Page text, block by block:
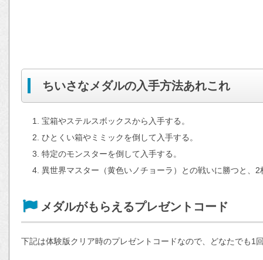
ちいさなメダルの入手方法あれこれ
宝箱やステルスボックスから入手する。
ひとくい箱やミミックを倒して入手する。
特定のモンスターを倒して入手する。
異世界マスター（黄色いノチョーラ）との戦いに勝つと、
メダルがもらえるプレゼントコード
下記は体験版クリア時のプレゼントコードなので、どなたでも1